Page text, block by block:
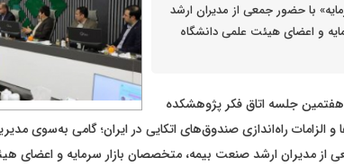
با حضور جمعی از مدیران ارشد
و اعضای هیئت علمی دانشگاه
جلسه اتاق فکر پژوهشکده
و الزامات راه‌اندازی صندوق‌های اتکایی در ایران؛ گامی به‌سوی
از مدیران ارشد صنعت بیمه، متخصصان بازار سرمایه و اعضای